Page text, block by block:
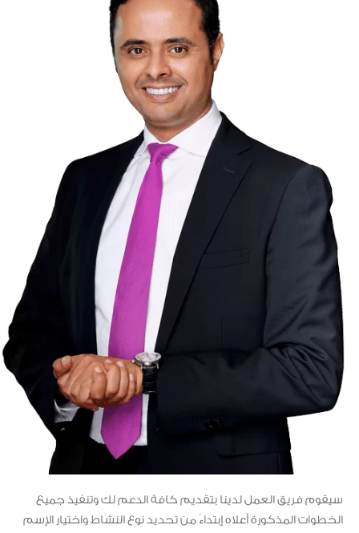
سيقوم فريق العمل لدينا بتقديم كافة الدعم لك وتنفيذ جميع
الخطوات المذكورة أعلاه إبتداءً من تحديد نوع النشاط واختيار الإسم